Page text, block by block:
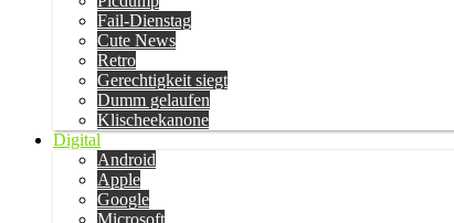
Fail-Dienstag
Cute News
Retro
Gerechtigkeit siegt
Dumm gelaufen
Klischeekanone
Digital
Android
Apple
Google
Microsoft